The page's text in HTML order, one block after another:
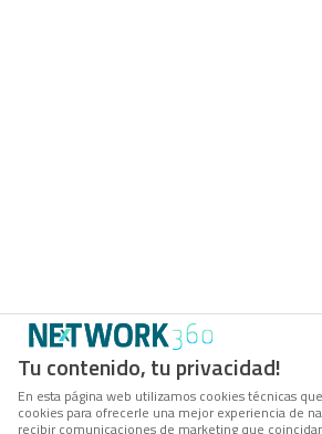
Tu contenido, tu privacidad!
En esta página web utilizamos cookies técnicas
cookies para ofrecerle una mejor experiencia de
recibir comunicaciones de marketing que